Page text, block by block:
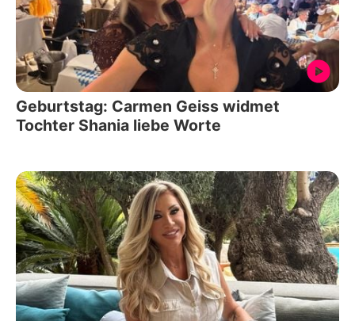
Geburtstag: Carmen Geiss widmet
Tochter Shania liebe Worte